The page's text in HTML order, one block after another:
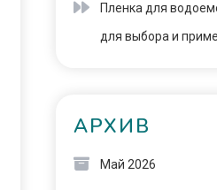
Пленка для
для выбора и
АРХИВ
Май 2026